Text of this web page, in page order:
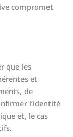
compromet
que les
et
de
l’identité
et, le cas